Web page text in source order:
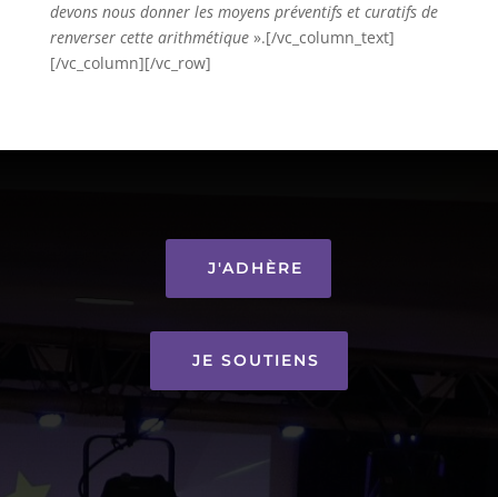
devons nous donner les moyens préventifs et curatifs de
renverser cette arithmétique».[/vc_column_text]
[/vc_column][/vc_row]
J'ADHÈRE
JE SOUTIENS